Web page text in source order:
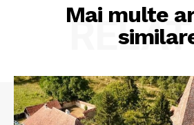
Mai multe